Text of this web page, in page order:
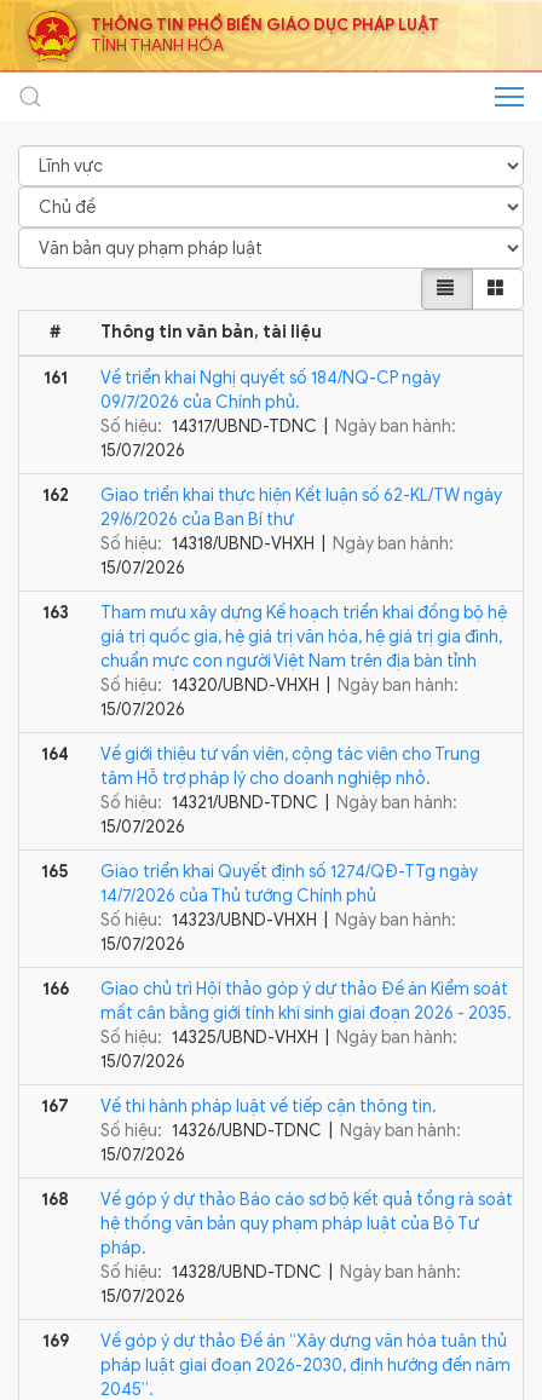
THÔNG TIN PHỔ BIẾN GIÁO DỤC PHÁP LUẬT
TỈNH THANH HÓA
# Thông tin văn bản, tài liệu
161
Về triển khai Nghị quyết số 184/NQ-CP ngày
09/7/2026 của Chính phủ.
Số hiệu: 14317/UBND-TDNC |
Ngày ban hành:
15/07/2026
162
Giao triển khai thực hiện Kết luận số 62-KL/TW ngày
29/6/2026 của Ban Bí thư
Số hiệu: 14318/UBND-VHXH |
Ngày ban hành:
15/07/2026
163
Tham mưu xây dựng Kế hoạch triển khai đồng bộ hệ
giá trị quốc gia, hệ giá trị văn hóa, hệ giá trị gia đình,
chuẩn mực con người Việt Nam trên địa bàn tỉnh
Số hiệu: 14320/UBND-VHXH |
Ngày ban hành:
15/07/2026
164
Về giới thiệu tư vấn viên, cộng tác viên cho Trung
tâm Hỗ trợ pháp lý cho doanh nghiệp nhỏ.
Số hiệu: 14321/UBND-TDNC |
Ngày ban hành:
15/07/2026
165
Giao triển khai Quyết định số 1274/QĐ-TTg ngày
14/7/2026 của Thủ tướng Chính phủ
Số hiệu: 14323/UBND-VHXH |
Ngày ban hành:
15/07/2026
166
Giao chủ trì Hội thảo góp ý dự thảo Đề án Kiểm soát
mất cân bằng giới tính khi sinh giai đoạn 2026 - 2035.
Số hiệu: 14325/UBND-VHXH |
Ngày ban hành:
15/07/2026
167
Về thi hành pháp luật về tiếp cận thông tin.
Số hiệu: 14326/UBND-TDNC |
Ngày ban hành:
15/07/2026
168
Về góp ý dự thảo Báo cáo sơ bộ kết quả tổng rà soát
hệ thống văn bản quy phạm pháp luật của Bộ Tư
pháp.
Số hiệu: 14328/UBND-TDNC |
Ngày ban hành:
15/07/2026
169
Về góp ý dự thảo Đề án “Xây dựng văn hóa tuân thủ
pháp luật giai đoạn 2026-2030, định hướng đến năm
2045”.